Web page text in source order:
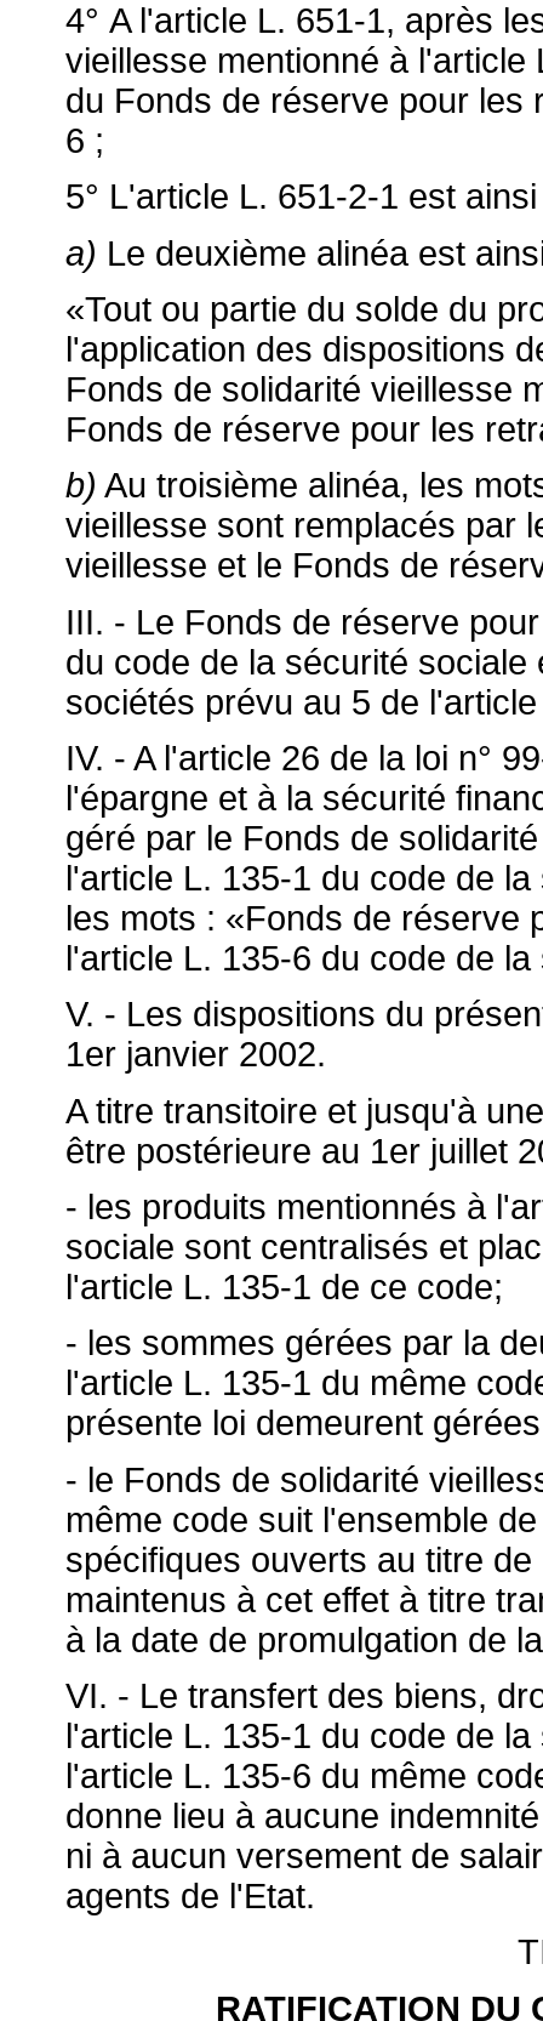
4° A l'article L. 651-1, après
vieillesse mentionné à
du Fonds de réserve pour les
6 ;
5° L'article L. 651-2-1 est
a) Le deuxième alinéa est
«Tout ou partie du solde du
l'application des dispositions
Fonds de solidarité vieillesse
Fonds de réserve pour les
b) Au troisième alinéa, les
vieillesse sont remplacés par
vieillesse et le Fonds de
III. - Le Fonds de réserve
du code de la sécurité
sociétés prévu au 5 de
IV. - A l'article 26 de la loi n°
l'épargne et à la sécurité
géré par le Fonds de
l'article L. 135-1 du code de
les mots : «Fonds de réserve
l'article L. 135-6 du code de
V. - Les dispositions du
1er janvier 2002.
A titre transitoire et jusqu'à
être postérieure au 1er juillet
- les produits mentionnés à
sociale sont centralisés et
l'article L. 135-1 de ce code;
- les sommes gérées par la
l'article L. 135-1 du même
présente loi demeurent
- le Fonds de solidarité
même code suit l'ensemble
spécifiques ouverts au titre
maintenus à cet effet à titre
à la date de promulgation de
VI. - Le transfert des biens,
l'article L. 135-1 du code de
l'article L. 135-6 du même
donne lieu à aucune
ni à aucun versement de
agents de l'Etat.
RATIFICATION DU